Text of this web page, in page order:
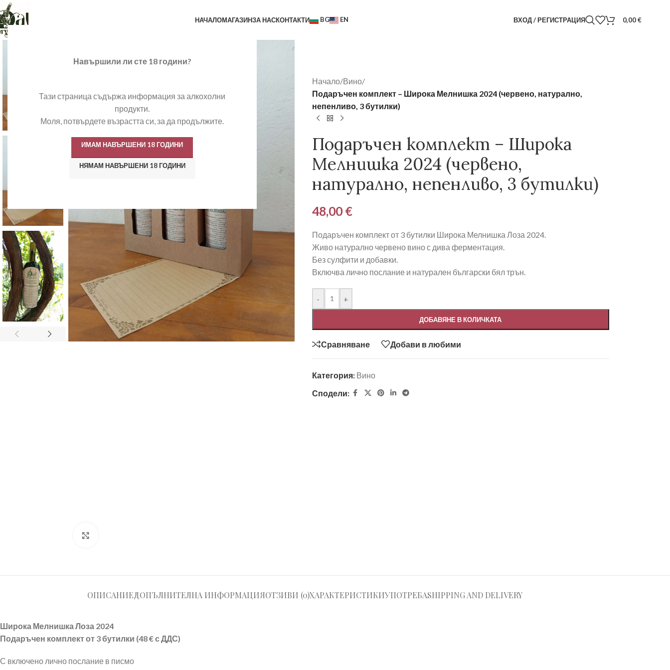
Навършили ли сте 18 години?
Тази страница съдържа информация за алкохолни
продукти.
Моля, потвърдете възрастта си, за да продължите.
ИМАМ НАВЪРШЕНИ 18 ГОДИНИ
НЯМАМ НАВЪРШЕНИ 18 ГОДИНИ
НАЧАЛОМАГАЗИНЗА НАСКОНТАКТИ BG EN ВХОД / РЕГИСТРАЦИЯ 0,00€
Начало/Вино/
Подаръчен комплект – Широка Мелнишка 2024 (червено, натурално,
непенливо, 3 бутилки)
Подаръчен комплект – Широка
Мелнишка 2024 (червено,
натурално, непенливо, 3 бутилки)
48,00€
Подаръчен комплект от 3 бутилки Широка Мелнишка Лоза 2024.
Живо натурално червено вино с дива ферментация.
Без сулфити и добавки.
Включва лично послание и натурален български бял трън.
- +
ДОБАВЯНЕ В КОЛИЧКАТА
Сравняване Добави в любими
Категория: Вино
Сподели:
ОПИСАНИЕДОПЪЛНИТЕЛНА ИНФОРМАЦИЯОТЗИВИ (0)ХАРАКТЕРИСТИКИУПОТРЕБАSHIPPING AND DELIVERY
Широка Мелнишка Лоза 2024
Подаръчен комплект от 3 бутилки (48 € с ДДС)
С включено лично послание в писмо